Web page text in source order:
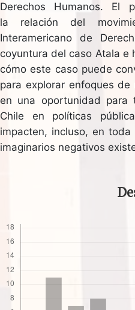
Derechos Humanos. El
la relación del
Interamericano de
coyuntura del caso Atala e
cómo este caso puede
para explorar enfoques
en una oportunidad para
Chile en políticas
impacten, incluso, en
imaginarios negativos